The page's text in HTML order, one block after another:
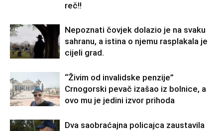
reč!!
Nepoznati čovjek dolazio je na svaku
sahranu, a istina o njemu rasplakala je
cijeli grad.
“Živim od invalidske penzije”
Crnogorski pevač izašao iz bolnice, a
ovo mu je jedini izvor prihoda
Dva saobraćajna policajca zaustavila